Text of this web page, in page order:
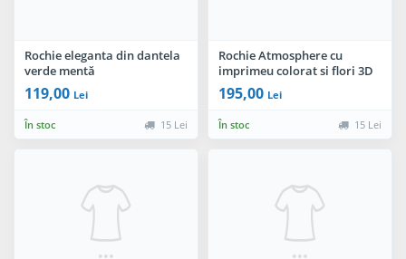
Rochie eleganta din dantela
verde mentă
119,00 Lei
În stoc 15 Lei
Rochie Atmosphere cu
imprimeu colorat si flori 3D
in talie
195,00 Lei
În stoc 15 Lei